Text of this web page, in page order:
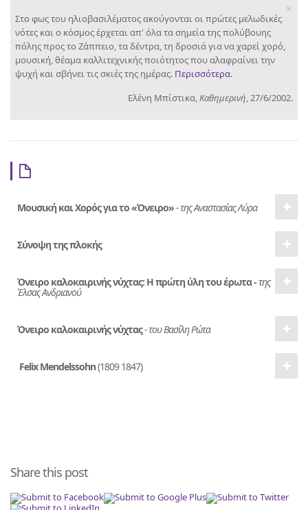
Στο φως του ηλιοβασιλέματος ακούγονται οι πρώτες μελωδικές
νότες και ο κόσμος έρχεται απ' όλα τα σημεία της πολύβουης
πόλης προς το Ζάππειο, τα δέντρα, τη δροσιά για να χαρεί χορό,
μουσική, θέαμα καλλιτεχνικής ποιότητος που αλαφραίνει την
ψυχή και σβήνει τις σκιές της ημέρας. Περισσότερα.
Ελένη Μπίστικα,Καθημερινή, 27/6/2002.
×
Μουσική και Χορός για το «Όνειρο»- της Αναστασίας Λύρα
Σύνοψη της πλοκής
Όνειρο καλοκαιρινής νύχτας: Η πρώτη ύλη του έρωτα -της
Έλσας Ανδριανού
Όνειρο καλοκαιρινής νύχτας- του Βασίλη Ρώτα
Felix Mendelssohn(1809 1847)
Share this post